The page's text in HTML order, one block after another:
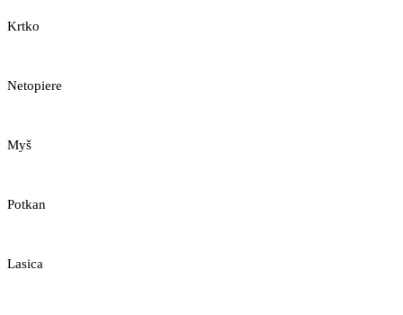
Krtko
Netopiere
Myš
Potkan
Lasica